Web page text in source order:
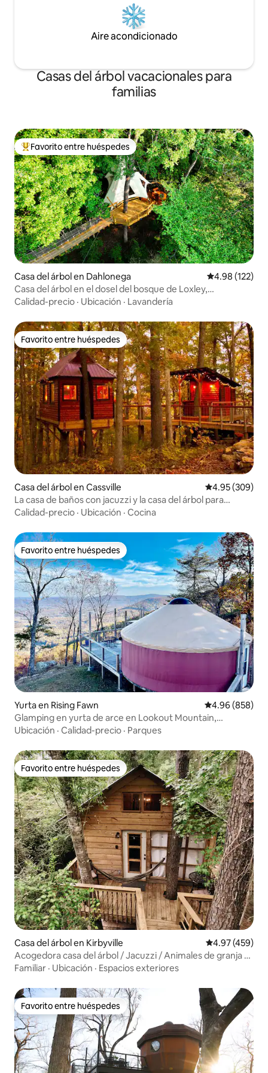
Aire acondicionado
Casas del árbol vacacionales para
familias
Favorito entre huéspedes preferido
Favorito entre huéspedes
Casa del árbol en Dahlonega Calificación
4.98 (122)
Casa del árbol en el dosel del bosque de Loxley,
Dahlonega
Calidad-precio · Ubicación · Lavandería
Favorito entre huéspedes
Favorito entre huéspedes
Casa del árbol en Cassville Calificación
4.95 (309)
La casa de baños con jacuzzi y la casa del árbol para
escapadas
Calidad-precio · Ubicación · Cocina
Favorito entre huéspedes
Favorito entre huéspedes
Yurta en Rising Fawn Calificación
4.96 (858)
Glamping en yurta de arce en Lookout Mountain,
Chattanooga
Ubicación · Calidad-precio · Parques
Favorito entre huéspedes
Favorito entre huéspedes
Casa del árbol en Kirbyville Calificación
4.97 (459)
Acogedora casa del árbol / Jacuzzi / Animales de granja /
Senderismo
Familiar · Ubicación · Espacios exteriores
Favorito entre huéspedes
Favorito entre huéspedes